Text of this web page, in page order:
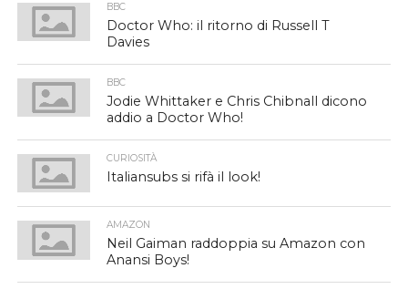
BBC
Doctor Who: il ritorno di Russell T
Davies
BBC
Jodie Whittaker e Chris Chibnall dicono
addio a Doctor Who!
CURIOSITÀ
Italiansubs si rifà il look!
AMAZON
Neil Gaiman raddoppia su Amazon con
Anansi Boys!